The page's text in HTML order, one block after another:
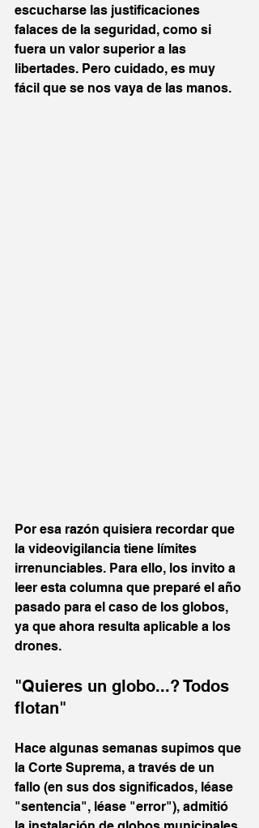
escucharse las justificaciones
falaces de la seguridad, como si
fuera un valor superior a las
libertades. Pero cuidado, es muy
fácil que se nos vaya de las manos.
Por esa razón quisiera recordar que
la videovigilancia tiene límites
irrenunciables. Para ello, los invito a
leer esta columna que preparé el año
pasado para el caso de los globos,
ya que ahora resulta aplicable a los
drones.
"Quieres un globo...? Todos
flotan"
Hace algunas semanas supimos que
la Corte Suprema, a través de un
fallo (en sus dos significados, léase
"sentencia", léase "error"), admitió